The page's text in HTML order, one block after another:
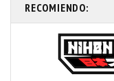
RECOMIENDO: